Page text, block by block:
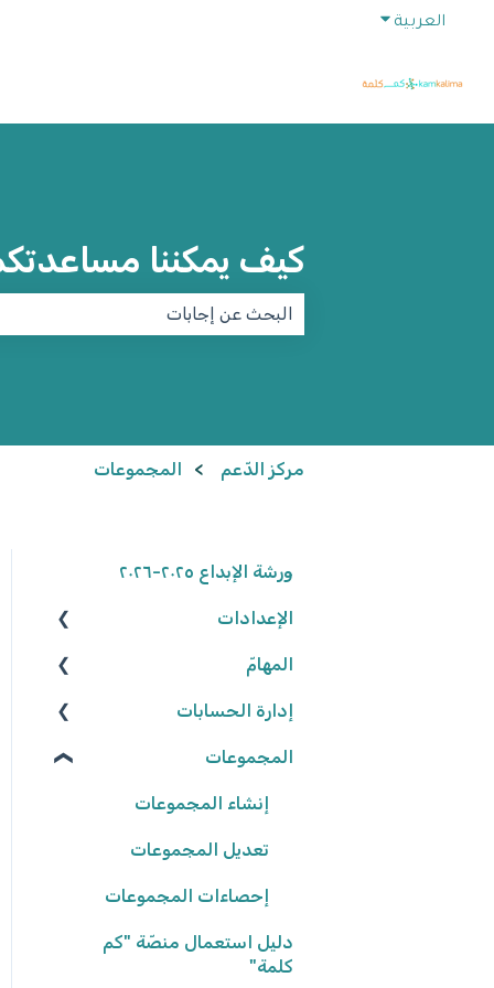
العربية Show submenu for translations
كيف يمكننا
مركز الدّعم المجموعات
ورشة الإبداع ٢٠٢٥-٢٠٢٦
الإعدادات
الوصول إلى المنصّة
كلمة المرور
البيانات الشّخصيّة
شروط وأحكام
إعدادات المدرسة
المهامّ
البحث عن الموارد
تعديل المهامّ
إعدادات المهامّ
تعيين المهامّ
حلّ المهامّ وتسليمها
تصحيح المهامّ وتفقّدها
إدارة الحسابات
المعلّمون/ـات
التّلاميذ
المجموعات
إنشاء المجموعات
تعديل المجموعات
إحصاءات المجموعات
دليل استعمال منصّة "كم
كلمة"